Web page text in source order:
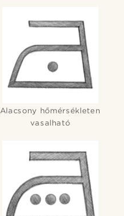
Alacsony hőmérsékleten
vasalható